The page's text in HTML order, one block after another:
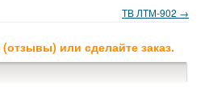
ТВ ЛТМ-902 →
или сделайте заказ.